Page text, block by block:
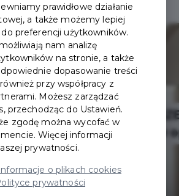
prawidłowe działanie
a także możemy lepiej
preferencji użytkowników.
nam analizę
na stronie, a także
dopasowanie treści
przy współpracy z
Możesz zarządzać
przechodząc do Ustawień.
zgodę można wycofać w
Więcej informacji
prywatności.
o plikach cookies
prywatności